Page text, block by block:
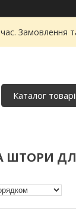
Замовлення
Каталог
ШТОРИ